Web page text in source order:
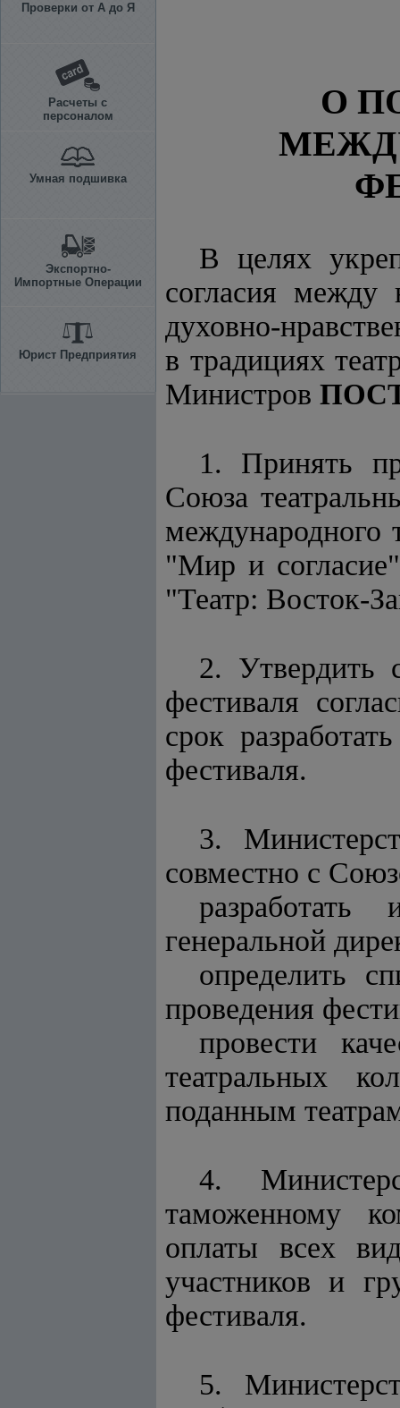
Проверки от А до Я
Расчеты с
персоналом
Умная подшивка
Экспортно-
Импортные Операции
Юрист Предприятия
О
В целях
согласия между
духовно-
в традициях
Министров
1. Принять
Союза
международного
"Мир и
"Театр: Восток-
2. Утвердить
фестиваля
срок
фестиваля.
3.
совместно с
генеральной
определить
проведения
провести
театральных
поданным
4.
таможенному
оплаты всех
участников и
фестиваля.
5.